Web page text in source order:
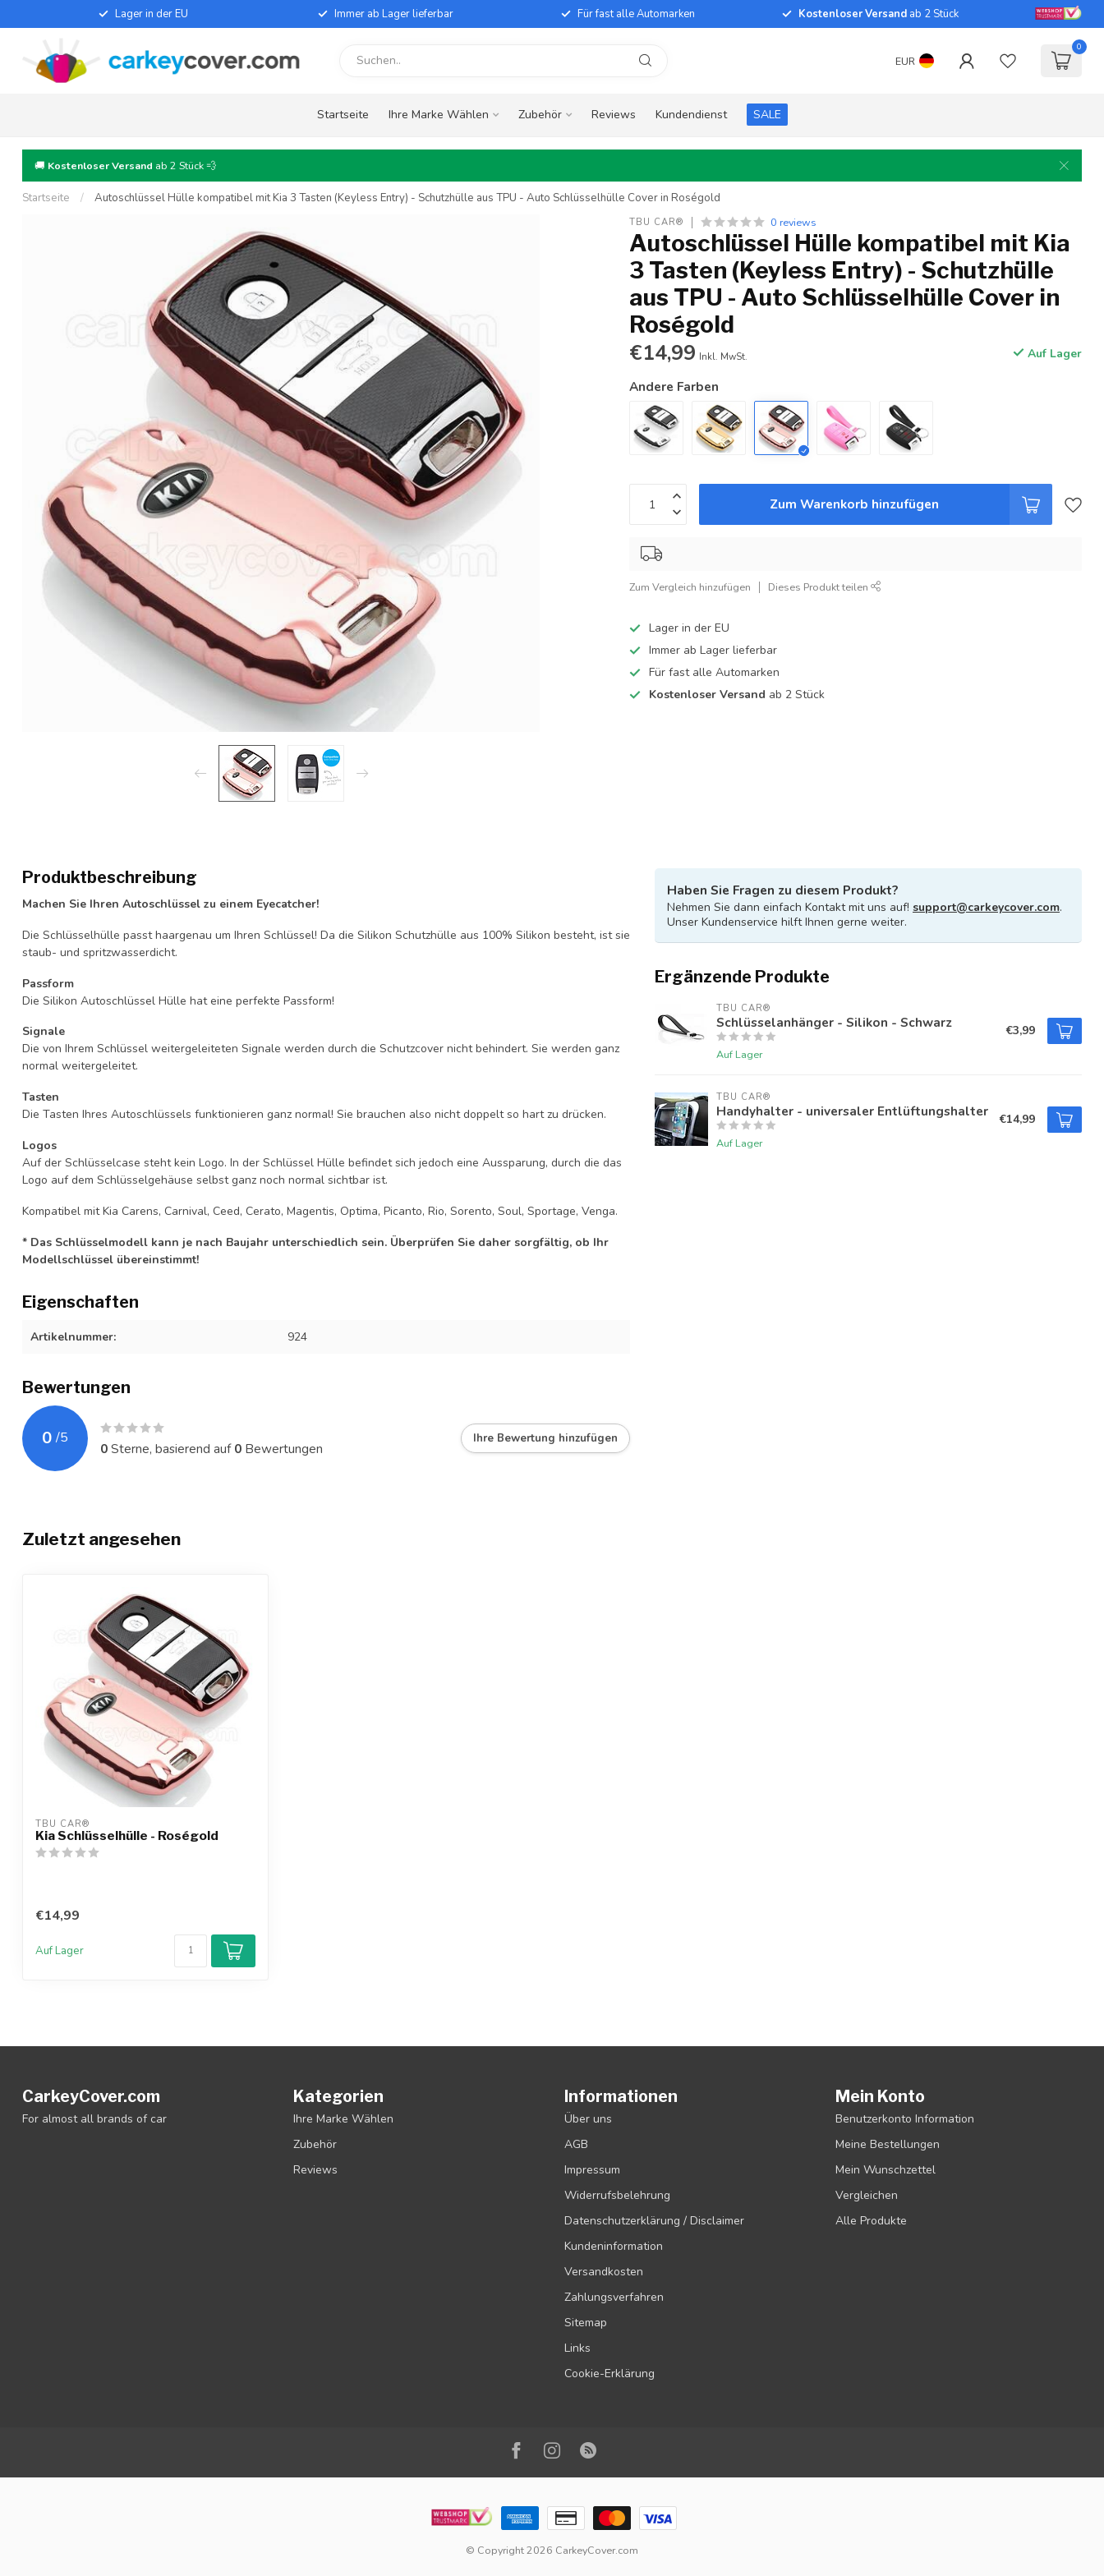
Lager in der EU Immer ab Lager lieferbar Für fast alle Automarken Kostenloser Versand ab 2 Stück
EUR
0
Startseite Ihre Marke Wählen Zubehör Reviews Kundendienst SALE
🚚 Kostenloser Versand ab 2 Stück 💨
Startseite / Autoschlüssel Hülle kompatibel mit Kia 3 Tasten (Keyless Entry) - Schutzhülle aus TPU - Auto Schlüsselhülle Cover in Roségold
TBU CAR® 0 reviews
Autoschlüssel Hülle kompatibel mit Kia
3 Tasten (Keyless Entry) - Schutzhülle
aus TPU - Auto Schlüsselhülle Cover in
Roségold
€14,99 Inkl. MwSt. Auf Lager
Andere Farben
Zum Warenkorb hinzufügen
Zum Vergleich hinzufügen Dieses Produkt teilen
Lager in der EU
Immer ab Lager lieferbar
Für fast alle Automarken
Kostenloser Versand ab 2 Stück
Produktbeschreibung
Machen Sie Ihren Autoschlüssel zu einem Eyecatcher!
Die Schlüsselhülle passt haargenau um Ihren Schlüssel! Da die Silikon Schutzhülle aus 100% Silikon besteht, ist sie
staub- und spritzwasserdicht.
Passform
Die Silikon Autoschlüssel Hülle hat eine perfekte Passform!
Signale
Die von Ihrem Schlüssel weitergeleiteten Signale werden durch die Schutzcover nicht behindert. Sie werden ganz
normal weitergeleitet.
Tasten
Die Tasten Ihres Autoschlüssels funktionieren ganz normal! Sie brauchen also nicht doppelt so hart zu drücken.
Logos
Auf der Schlüsselcase steht kein Logo. In der Schlüssel Hülle befindet sich jedoch eine Aussparung, durch die das
Logo auf dem Schlüsselgehäuse selbst ganz noch normal sichtbar ist.
Kompatibel mit Kia Carens, Carnival, Ceed, Cerato, Magentis, Optima, Picanto, Rio, Sorento, Soul, Sportage, Venga.
* Das Schlüsselmodell kann je nach Baujahr unterschiedlich sein. Überprüfen Sie daher sorgfältig, ob Ihr
Modellschlüssel übereinstimmt!
Eigenschaften
Artikelnummer: 924
Bewertungen
0 /5
0Sterne, basierend auf0 Bewertungen
Ihre Bewertung hinzufügen
Haben Sie Fragen zu diesem Produkt?
Nehmen Sie dann einfach Kontakt mit uns auf! support@carkeycover.com.
Unser Kundenservice hilft Ihnen gerne weiter.
Ergänzende Produkte
TBU CAR®
Schlüsselanhänger - Silikon - Schwarz
Auf Lager
€3,99
TBU CAR®
Handyhalter - universaler Entlüftungshalter
Auf Lager
€14,99
Zuletzt angesehen
TBU CAR®
Kia Schlüsselhülle - Roségold
€14,99
Auf Lager
CarkeyCover.com
For almost all brands of car
Kategorien
Ihre Marke Wählen
Zubehör
Reviews
Informationen
Über uns
AGB
Impressum
Widerrufsbelehrung
Datenschutzerklärung / Disclaimer
Kundeninformation
Versandkosten
Zahlungsverfahren
Sitemap
Links
Cookie-Erklärung
Mein Konto
Benutzerkonto Information
Meine Bestellungen
Mein Wunschzettel
Vergleichen
Alle Produkte
© Copyright 2026 CarkeyCover.com